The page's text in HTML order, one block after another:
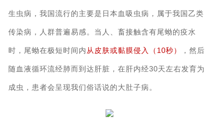
生虫病，我国流行的主要是日本血吸虫病，属于我国乙类
传染病，人群普遍易感。当人、畜接触含有尾蚴的疫水
时，尾蚴在极短时间内 从皮肤或黏膜侵入（ 10秒） ，然后
随血液循环流经肺而到达肝脏，在肝内经30天左右发育为
成虫，患者会呈现我们俗话说的大肚子病。